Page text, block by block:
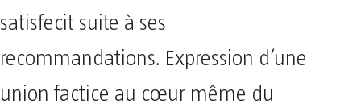
satisfecit suite à ses
recommandations. Expression d’une
union factice au cœur même du